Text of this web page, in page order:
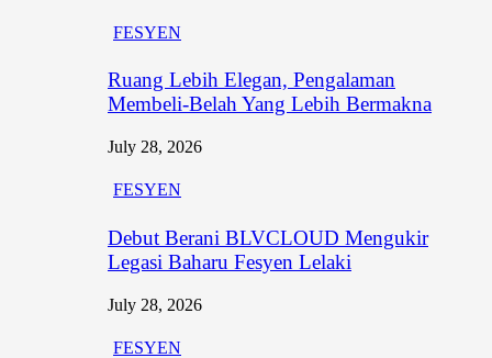
FESYEN
Ruang Lebih Elegan, Pengalaman
Membeli-Belah Yang Lebih Bermakna
July 28, 2026
FESYEN
Debut Berani BLVCLOUD Mengukir
Legasi Baharu Fesyen Lelaki
July 28, 2026
FESYEN